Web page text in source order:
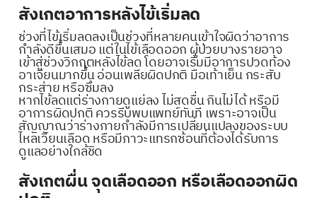
สังเกตอาการหลังไข้เริ่มลด
ช่วงที่ไข้เริ่มลดลงเป็นช่วงที่หลายคนเข้าใจผิดว่าอาการ
กำลังดีขึ้นเสมอ แต่ในไข้เลือดออก ผู้ป่วยบางรายอาจ
เข้าสู่ช่วงวิกฤตหลังไข้ลด โดยอาจเริ่มมีอาการปวดท้อง
อาเจียนมากขึ้น อ่อนเพลียผิดปกติ มือเท้าเย็น กระสับ
กระส่าย หรือซึมลง
หากไข้ลดแต่ร่างกายดูแย่ลง ไม่สดชื่น กินไม่ได้ หรือมี
อาการผิดปกติ ควรรีบพบแพทย์ทันที เพราะอาจเป็น
สัญญาณว่าร่างกายกำลังมีการเปลี่ยนแปลงของระบบ
ไหลเวียนเลือด หรือมีภาวะแทรกซ้อนที่ต้องได้รับการ
ดูแลอย่างใกล้ชิด
สังเกตผื่น จุดเลือดออก หรือเลือดออกผิด